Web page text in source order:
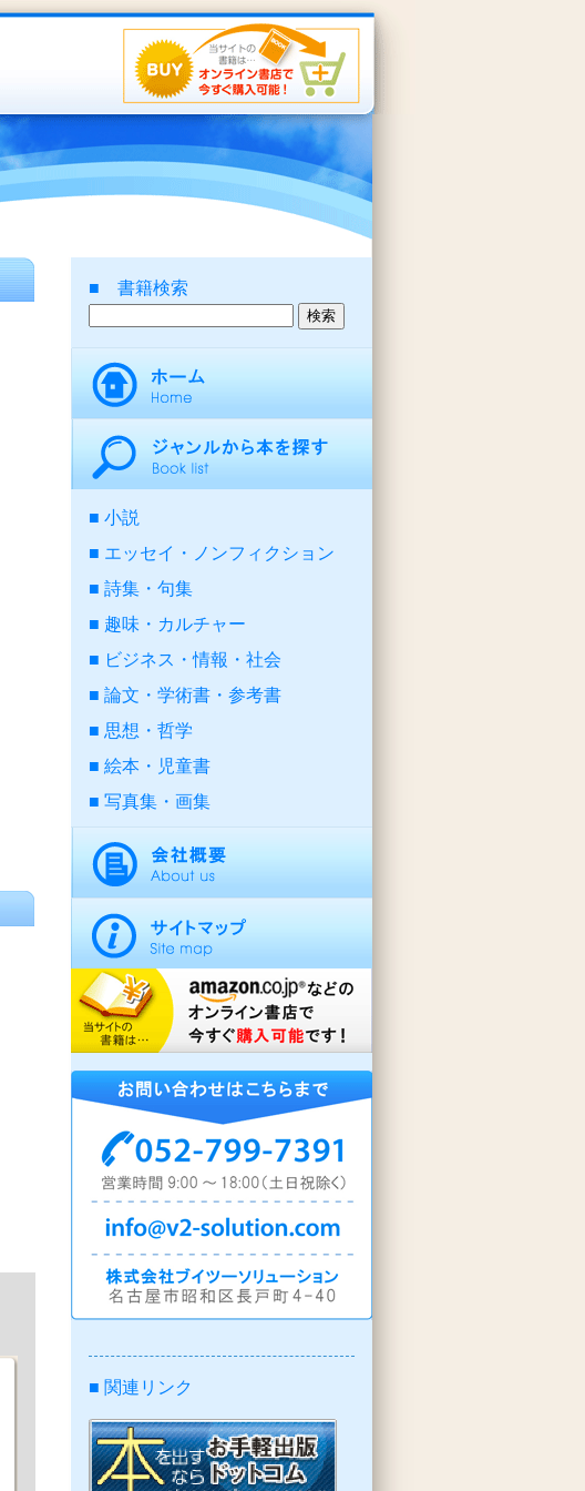
■ 書籍検索
小説
エッセイ・ノンフィクション
詩集・句集
趣味・カルチャー
ビジネス・情報・社会
論文・学術書・参考書
思想・哲学
絵本・児童書
写真集・画集
■ 関連リンク